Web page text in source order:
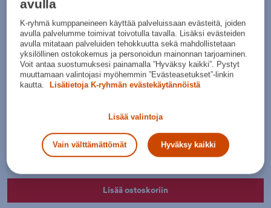
Normaalihinta:
30pv alin hinta: 9,95€
Lisätietoa
Värit:
Valitse koko:
M L XXL Kokotaulukko
Lisää ostoskoriin
avulla
K-ryhmä kumppaneineen käyttää palveluissaan evästeitä, joiden
avulla palvelumme toimivat toivotulla tavalla. Lisäksi evästeiden
avulla mitataan palveluiden tehokkuutta sekä mahdollistetaan
yksilöllinen ostokokemus ja personoidun mainonnan tarjoaminen.
Voit antaa suostumuksesi painamalla ”Hyväksy kaikki”. Pystyt
muuttamaan valintojasi myöhemmin ”Evästeasetukset”-linkin
kautta.
Lisätietoja K-ryhmän evästekäytännöistä
Lisää valintoja
Vain välttämättömät Hyväksy kaikki